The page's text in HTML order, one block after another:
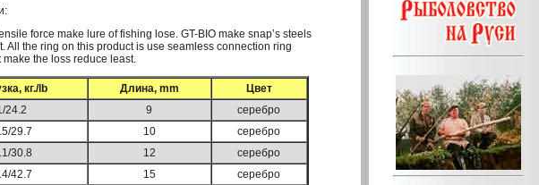
force make lure of fishing lose. GT-BIO make snap’s steels
the ring on this product is use seamless connection ring
the loss reduce least.
кг./lb Длина, mm
Цвет
24.2 9
серебро
29.7 10
серебро
30.8 12
серебро
42.7 15
серебро